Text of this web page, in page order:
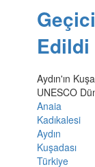
Edildi
Aydın'ın
UNESCO
Anaia
Kadıkalesi
Aydın
Kuşadası
Türkiye